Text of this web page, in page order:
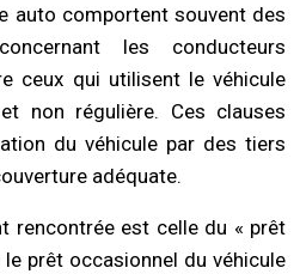
auto comportent souvent des
les conducteurs
ceux qui utilisent le véhicule
non régulière. Ces clauses
du véhicule par des tiers
adéquate.
rencontrée est celle du « prêt
prêt occasionnel du véhicule